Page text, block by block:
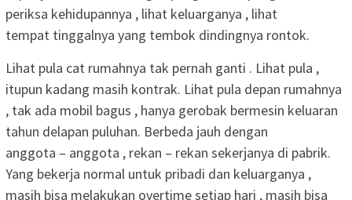
periksa kehidupannya , lihat keluarganya , lihat
tempat tinggalnya yang tembok dindingnya rontok.
Lihat pula cat rumahnya tak pernah ganti . Lihat pula ,
itupun kadang masih kontrak. Lihat pula depan rumahnya
, tak ada mobil bagus , hanya gerobak bermesin keluaran
tahun delapan puluhan. Berbeda jauh dengan
anggota – anggota , rekan – rekan sekerjanya di pabrik.
Yang bekerja normal untuk pribadi dan keluarganya ,
masih bisa melakukan overtime setiap hari , masih bisa